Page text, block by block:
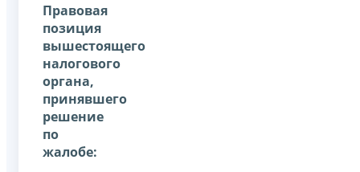
Правовая
позиция
вышестоящего
налогового
органа,
принявшего
решение
по
жалобе: